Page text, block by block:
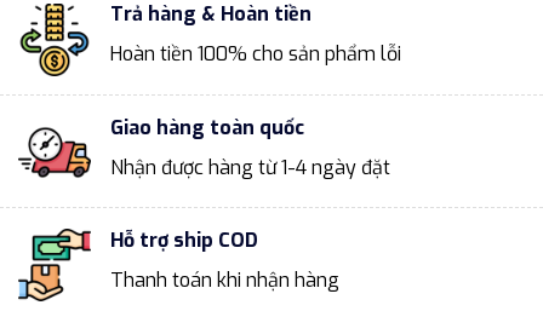
Trả hàng & Hoàn tiền
Hoàn tiền 100% cho sản phẩm lỗi
Giao hàng toàn quốc
Nhận được hàng từ 1-4 ngày đặt
Hỗ trợ ship COD
Thanh toán khi nhận hàng